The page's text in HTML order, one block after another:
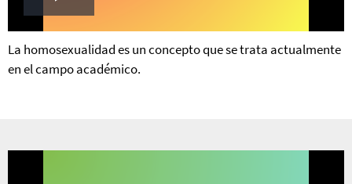
Play
Video
La homosexualidad es un concepto que se trata actualmente
en el campo académico.